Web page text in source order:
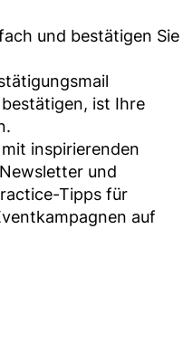
und bestätigen Sie
ist Ihre
inspirierenden
und
Tipps für
auf